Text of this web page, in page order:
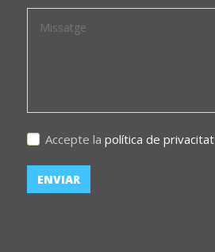
Accepte la política de privacitat